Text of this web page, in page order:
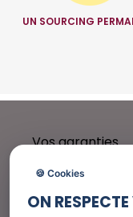
UN SOURCING
Vos garanties
Besoin d'aide ?
🍪 Cookies
ON